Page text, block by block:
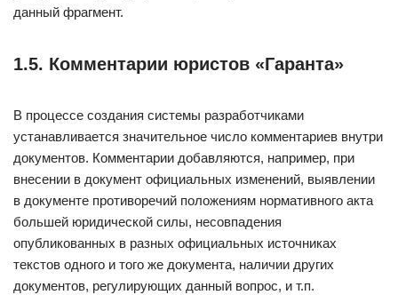
данный фрагмент.
1.5. Комментарии юристов «Гаранта»
В процессе создания системы разработчиками
устанавливается значительное число комментариев внутри
документов. Комментарии добавляются, например, при
внесении в документ официальных изменений, выявлении
в документе противоречий положениям нормативного акта
большей юридической силы, несовпадения
опубликованных в разных официальных источниках
текстов одного и того же документа, наличии других
документов, регулирующих данный вопрос, и т.п.